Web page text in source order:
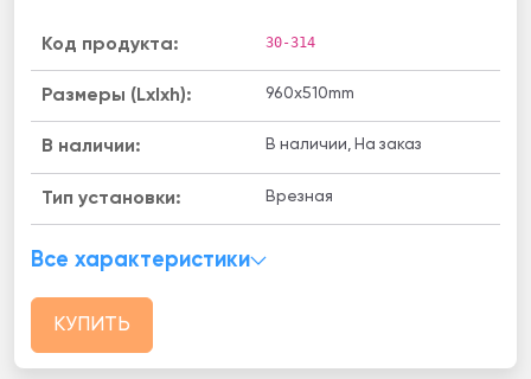
Код продукта: 30-314
Размеры (Lxlxh): 960x510mm
B наличии: В наличии, На заказ
Тип установки: Врезная
Все характеристики
КУПИТЬ